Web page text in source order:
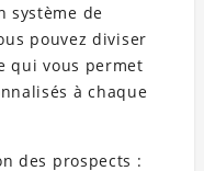
système de
pouvez diviser
qui vous permet
à chaque
des prospects :